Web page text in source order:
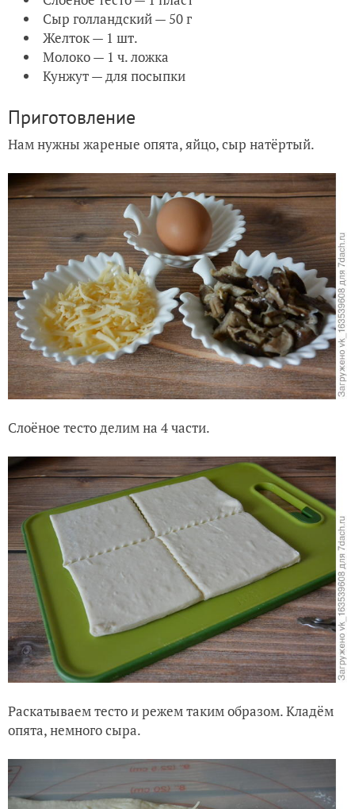
Сыр голландский — 50 г
Желток — 1 шт.
Молоко — 1 ч. ложка
Кунжут — для посыпки
Приготовление
Нам нужны жареные опята, яйцо, сыр натёртый.
Слоёное тесто делим на 4 части.
Раскатываем тесто и режем таким образом. Кладём
опята, немного сыра.